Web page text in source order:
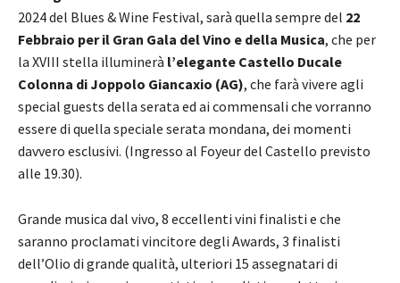
2024 del Blues & Wine Festival, sarà quella sempre del 22
Febbraio per il Gran Gala del Vino e della Musica, che per
la XVIII stella illuminerà l’elegante Castello Ducale
Colonna di Joppolo Giancaxio (AG), che farà vivere agli
special guests della serata ed ai commensali che vorranno
essere di quella speciale serata mondana, dei momenti
davvero esclusivi. (Ingresso al Foyeur del Castello previsto
alle 19.30).
Grande musica dal vivo, 8 eccellenti vini finalisti e che
saranno proclamati vincitore degli Awards, 3 finalisti
dell’Olio di grande qualità, ulteriori 15 assegnatari di